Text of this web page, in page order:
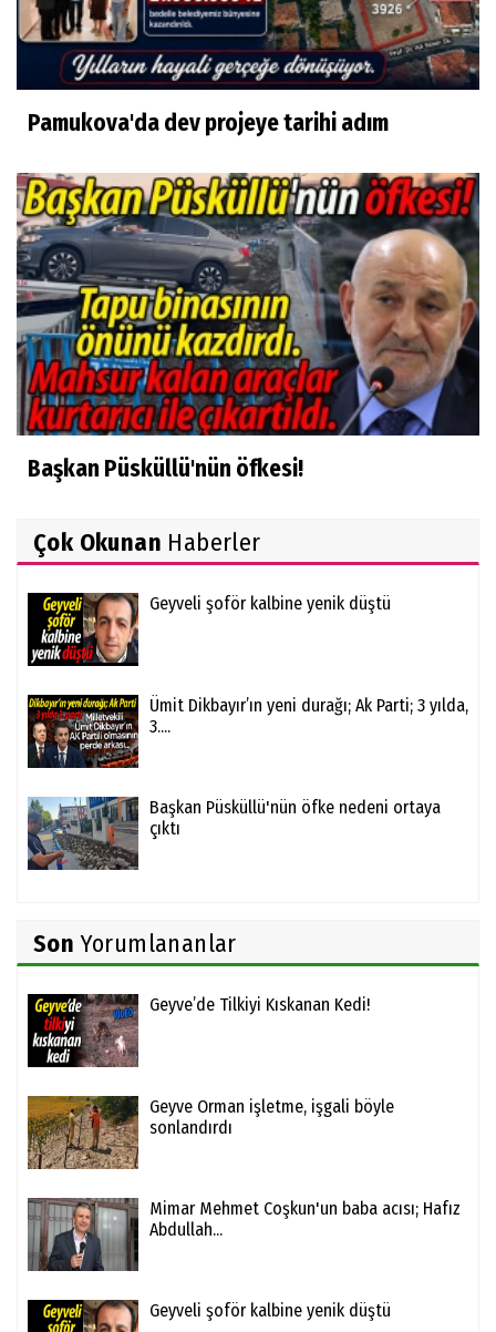
Pamukova'da dev projeye tarihi adım
Başkan Püsküllü'nün öfkesi!
Çok Okunan Haberler
Geyveli şoför kalbine yenik düştü
Ümit Dikbayır’ın yeni durağı; Ak Parti; 3 yılda,
3....
Başkan Püsküllü'nün öfke nedeni ortaya
çıktı
Son Yorumlananlar
Geyve’de Tilkiyi Kıskanan Kedi!
Geyve Orman işletme, işgali böyle
sonlandırdı
Mimar Mehmet Coşkun'un baba acısı; Hafız
Abdullah...
Geyveli şoför kalbine yenik düştü